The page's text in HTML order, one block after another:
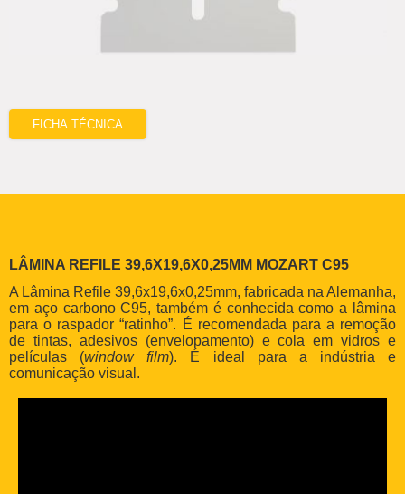
FICHA TÉCNICA
LÂMINA REFILE 39,6X19,6X0,25MM MOZART C95
A Lâmina Refile 39,6x19,6x0,25mm, fabricada na Alemanha,
em aço carbono C95, também é conhecida como a lâmina
para o raspador “ratinho”. É recomendada para a remoção
de tintas, adesivos (envelopamento) e cola em vidros e
películas (window film). É ideal para a indústria e
comunicação visual.